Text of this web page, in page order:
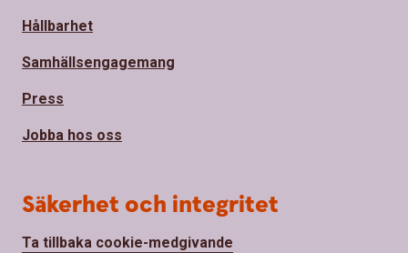
Hållbarhet
Samhällsengagemang
Press
Jobba hos oss
Säkerhet och integritet
Ta tillbaka cookie-medgivande